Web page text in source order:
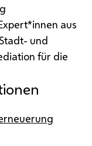
aus
und
für die